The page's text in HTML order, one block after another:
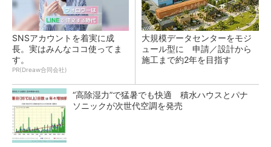
SNSアカウントを着実に成
長。実はみんなココ使ってま
す。
PR(Dreaw合同会社)
大規模データセンターをモジ
ュール型に 申請／設計から
施工まで約2年を目指す
“高除湿力”で猛暑でも快適 積水ハウスとパナ
ソニックが次世代空調を発売